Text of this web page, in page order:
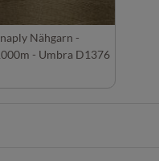
Nähgarn -
- Umbra D1376